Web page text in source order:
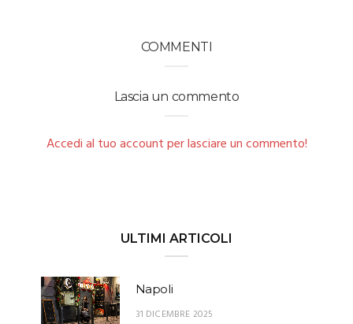
COMMENTI
Lascia un commento
Accedi al tuo account per lasciare un commento!
ULTIMI ARTICOLI
Napoli
31 DICEMBRE 2025